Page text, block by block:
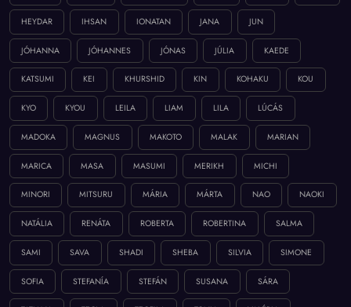
HEYDAR IHSAN IONATAN JANA JUN
JÓHANNA JÓHANNES JÓNAS JÚLIA KAEDE
KATSUMI KEI KHURSHID KIN KOHAKU KOU
KYO KYOU LEILA LIAM LILA LÚCÁS
MADOKA MAGNUS MAKOTO MALAK MARIAN
MARICA MASA MASUMI MERIKH MICHI
MINORI MITSURU MÁRIA MÁRTA NAO NAOKI
NATÁLIA RENÁTA ROBERTA ROBERTINA SALMA
SAMI SAVA SHADI SHEBA SILVIA SIMONE
SOFIA STEFANÍA STEFÁN SUSANA SÁRA